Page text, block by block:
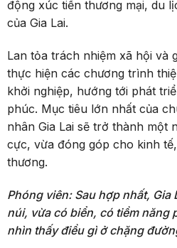
động xúc tiến thương mại, du
của Gia Lai.
Lan tỏa trách nhiệm xã hội và
thực hiện các chương trình
khởi nghiệp, hướng tới phát
phúc. Mục tiêu lớn nhất của
nhân Gia Lai sẽ trở thành một
cực, vừa đóng góp cho kinh
thương.
Phóng viên: Sau hợp nhất, Gia
núi, vừa có biển, có tiềm năng
nhìn thấy điều gì ở chặng